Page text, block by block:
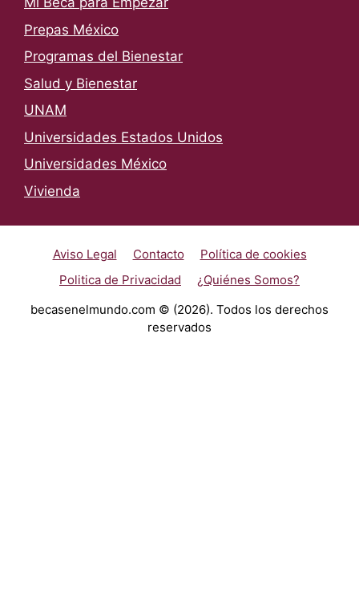
Prepas México
Programas del Bienestar
Salud y Bienestar
UNAM
Universidades Estados Unidos
Universidades México
Vivienda
Aviso Legal Contacto
Política de cookies
Politica de Privacidad
¿Quiénes Somos?
becasenelmundo.com © (2026). Todos los derechos
reservados